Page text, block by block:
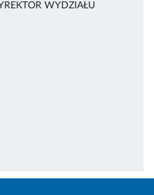
WYDZIAŁU